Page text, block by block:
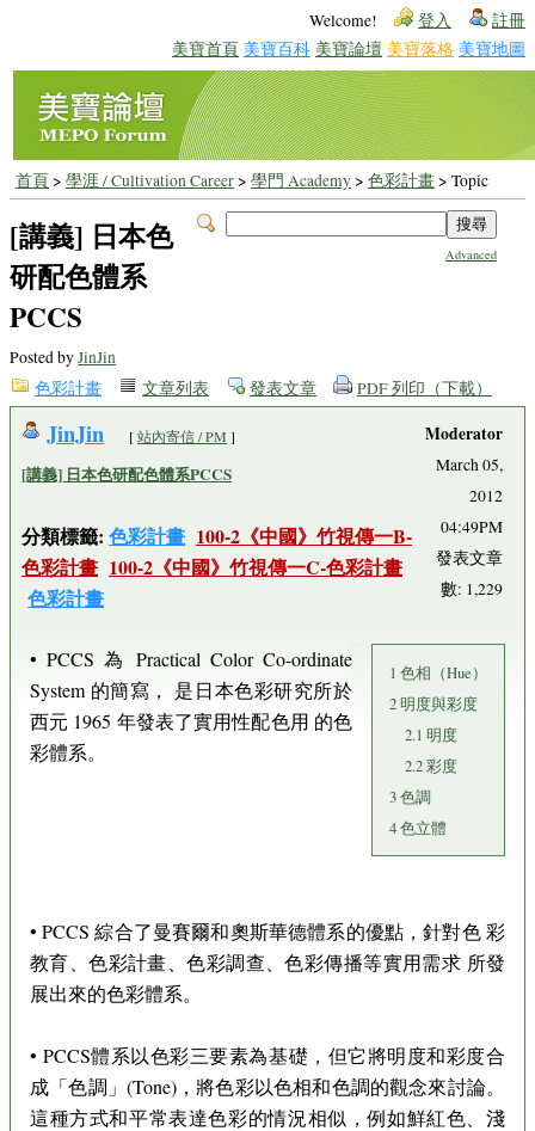
Welcome! 登入 註冊
美寶首頁 美寶百科 美寶論壇 美寶落格 美寶地圖
首頁> 學涯 / Cultivation Career> 學門 Academy> 色彩計畫> Topic
Advanced
[講義] 日本色
研配色體系
PCCS
Posted byJinJin
色彩計畫
文章列表 發表文章 PDF 列印（下載）
JinJin [站內寄信 / PM ]
[講義] 日本色研配色體系PCCS
分類標籤: 色彩計畫 100-2《中國》竹視傳一B-
色彩計畫 100-2《中國》竹視傳一C-色彩計畫
色彩計畫
Moderator
March 05,
2012
04:49PM
發表文章
數: 1,229
1 色相（Hue）
2 明度與彩度
2.1 明度
2.2 彩度
3 色調
4 色立體
• PCCS 為 Practical Color Co-ordinate
System 的簡寫， 是日本色彩研究所於
西元 1965 年發表了實用性配色用 的色
彩體系。
• PCCS 綜合了曼賽爾和奧斯華德體系的優點，針對色 彩
教育、色彩計畫、色彩調查、色彩傳播等實用需求 所發
展出來的色彩體系。
• PCCS體系以色彩三要素為基礎，但它將明度和彩度合
成「色調」(Tone)，將色彩以色相和色調的觀念來討論。
這種方式和平常表達色彩的情況相似，例如鮮紅色、淺